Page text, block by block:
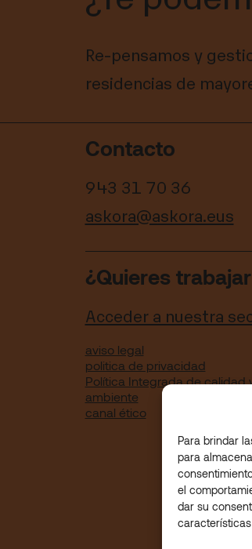
Para brindar
para
el
dar su
Re-pensamos y
residencias de
Contacto
943 31 70 36
askora@askora.eus
¿Quieres
Acceder a nuestra
aviso legal
politica de privacidad
Política Integrada de calidad
ambiente
canal ético